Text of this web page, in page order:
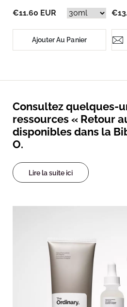
€11.60 EUR
Ajouter Au Panier
Consultez quelques-
ressources « Retour
disponibles dans la
O.
Lire la suite ici